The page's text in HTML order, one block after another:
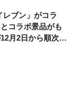
レブン」がコラ
コラボ景品がも
月2日から順次開